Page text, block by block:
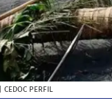
| CEDOC PERFIL